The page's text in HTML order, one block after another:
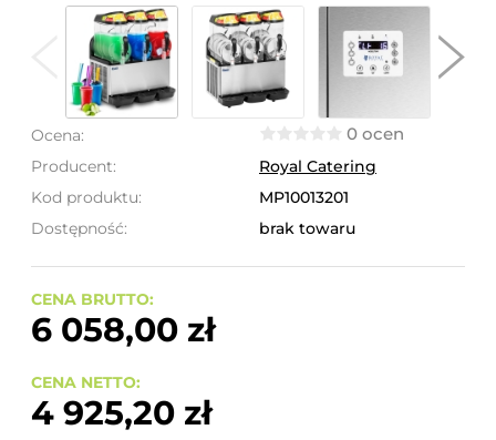
Ocena: 0 ocen
Producent:
Royal Catering
Kod produktu:
MP10013201
Dostępność:
brak towaru
CENA BRUTTO:
6 058,00 zł
CENA NETTO:
4 925,20 zł